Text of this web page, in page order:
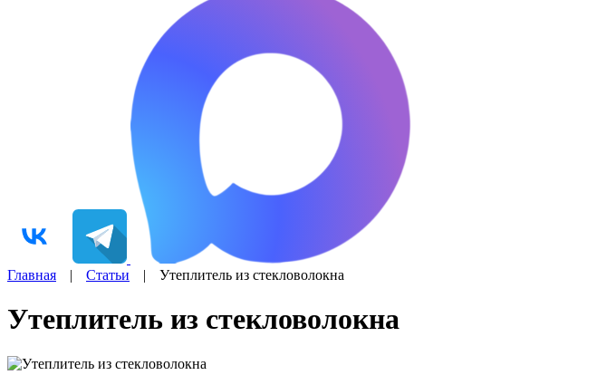
Главная | Статьи | Утеплитель из стекловолокна
Утеплитель из стекловолокна